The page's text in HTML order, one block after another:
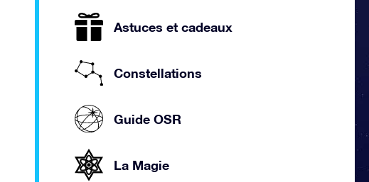
Astuces et cadeaux
Constellations
Guide OSR
La Magie